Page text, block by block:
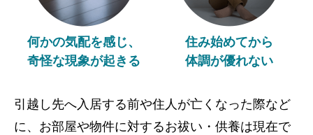
何かの気配を感じ、
奇怪な現象が起きる
住み始めてから
体調が優れない
引越し先へ入居する前や住人が亡くなった際など
に、お部屋や物件に対するお祓い・供養は現在で